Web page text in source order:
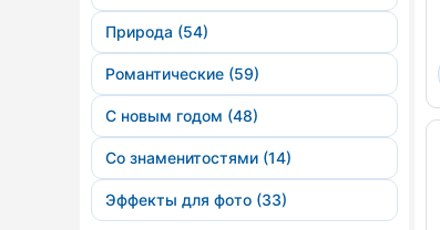
Природа (54)
Романтические (59)
С новым годом (48)
Со знаменитостями (14)
Эффекты для фото (33)